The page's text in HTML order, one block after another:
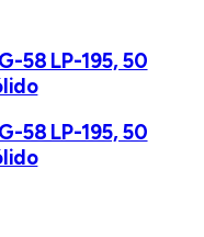
58 LP-195, 50
58 LP-195, 50